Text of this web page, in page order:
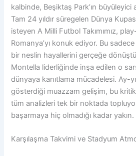
kalbinde, Beşiktaş Park’ın
Tam 24 yıldır süregelen Dünya
isteyen A Milli Futbol Takımımız,
Romanya’yı konuk ediyor. Bu
bir neslin hayallerini gerçeğe
Montella liderliğinde inşa edilen o
dünyaya kanıtlama mücadelesi. Ay-
gösterdiği muazzam gelişim, bu
tüm analizleri tek bir noktada
başarmaya hiç olmadığı kadar yakın.
Karşılaşma Takvimi ve Stadyum